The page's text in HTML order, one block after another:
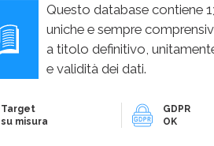
Questo database contiene
uniche e sempre
a titolo definitivo,
e validità dei dati.
Target
su misura
GDPR
OK